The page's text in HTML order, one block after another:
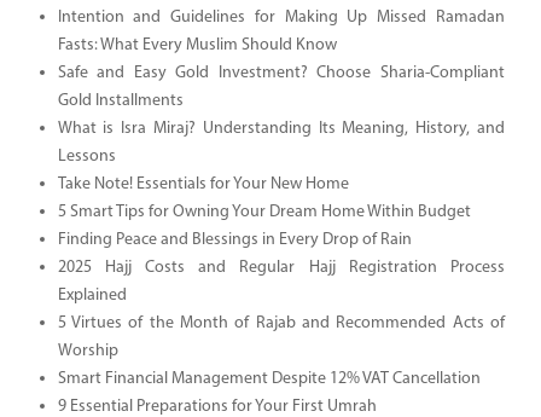
Intention and Guidelines for Making Up Missed Ramadan
Fasts: What Every Muslim Should Know
Safe and Easy Gold Investment? Choose Sharia-Compliant
Gold Installments
What is Isra Miraj? Understanding Its Meaning, History, and
Lessons
Take Note! Essentials for Your New Home
5 Smart Tips for Owning Your Dream Home Within Budget
Finding Peace and Blessings in Every Drop of Rain
2025 Hajj Costs and Regular Hajj Registration Process
Explained
5 Virtues of the Month of Rajab and Recommended Acts of
Worship
Smart Financial Management Despite 12% VAT Cancellation
9 Essential Preparations for Your First Umrah